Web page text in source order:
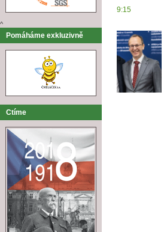
^
Pomáháme exkluzivně
Ctíme
9:15